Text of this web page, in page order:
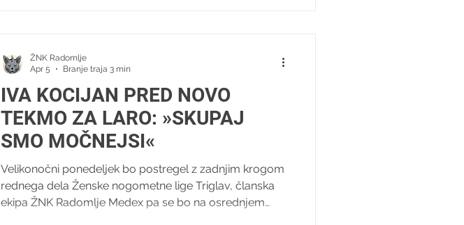
IVA KOCIJAN PRED NOVO
TEKMO ZA LARO: »SKUPAJ
SMO MOČNEJSI«
Velikonočni ponedeljek bo postregel z zadnjim krogom
rednega dela Ženske nogometne lige Triglav, članska
ekipa ŽNK Radomlje Medex pa se bo na osrednjem
ŽNK Radomlje
Apr 5
Branje traja 3 min